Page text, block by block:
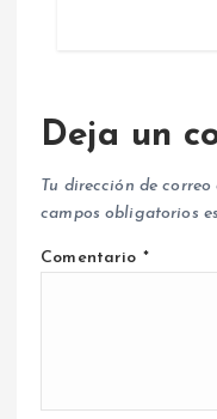
Deja un
Tu dirección de
campos obligatorios
Comentario *